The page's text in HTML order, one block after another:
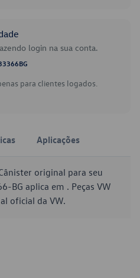
login na sua conta.
para clientes logados.
Aplicações
original para seu
BG aplica em . Peças VW
oficial da VW.